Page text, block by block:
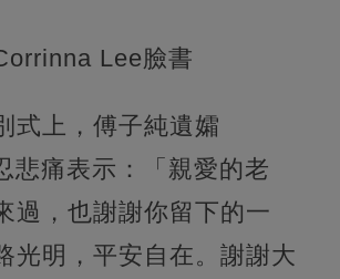
Lee臉書
式上，傅子純遺孀
悲痛表示：「親愛的老
過，也謝謝你留下的一
光明，平安自在。謝謝大